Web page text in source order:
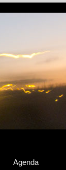
Agenda